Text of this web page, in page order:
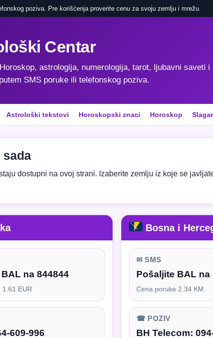
poziva. Pre korišćenja proverite cenu za svoju zemlju i mrežu.
Centar
astrologija, numerologija, tarot, ljubavni saveti i
SMS poruke ili telefonskog poziva.
Astrološki tekstovi Horoskopski znaci Horoskop
dostupni na ovoj strani. Izaberite zemlju iz koje se
na 844844
1.61 EUR
609-996
Bosna i
✉ SMS
Pošaljite BAL na
Cena poruke 2.34 KM
☎ POZIV
BH Telecom: